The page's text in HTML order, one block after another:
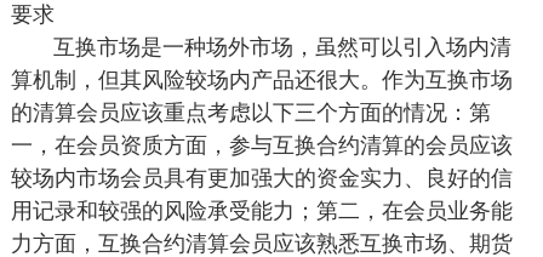
要求
互换市场是一种场外市场，虽然可以引入场内清
算机制，但其风险较场内产品还很大。作为互换市场
的清算会员应该重点考虑以下三个方面的情况：第
一，在会员资质方面，参与互换合约清算的会员应该
较场内市场会员具有更加强大的资金实力、良好的信
用记录和较强的风险承受能力；第二，在会员业务能
力方面，互换合约清算会员应该熟悉互换市场、期货